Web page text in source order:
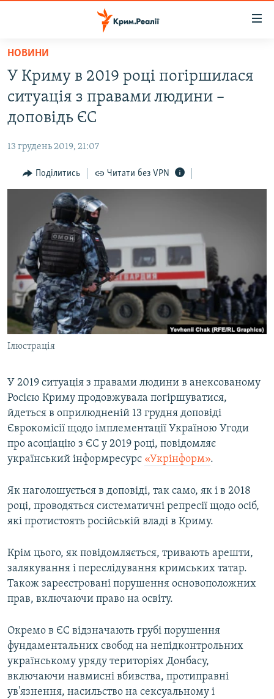
Перейти
основного
матеріалу
Перейти
до
основної
навігації
Перейти
до
ВОДА.КРИМ
ВІДЕО ТА ФОТО
БЛОГИ
ПОГЛЯД
ІНТЕРВ'Ю
ВСЕ ЗА ДЕНЬ
СПЕЦПРОЕКТИ
ДЕПОРТАЦІЯ
ВІДЕОУРОКИ «ELIFBE»
СВІДЧЕННЯ ОКУПАЦІЇ
УКРАЇНСЬКА ПРОБЛЕМА КРИМУ
ІНФОГРАФІКА
ЯК ОБІЙТИ БЛОКУВАННЯ
Русский
Qırımtatar
ДОЛУЧАЙСЯ!
Усі сайти RFE/RL
НОВИНИ
У Криму в 2019 році погіршилася
ситуація з правами людини –
доповідь ЄС
13 грудень 2019, 21:07
Поділитись Читати без VPN
Ілюстрація
У 2019 ситуація з правами людини в анексованому
Росією Криму продовжувала погіршуватися,
йдеться в оприлюдненій 13 грудня доповіді
Єврокомісії щодо імплементації Україною Угоди
про асоціацію з ЄС у 2019 році, повідомляє
український інформресурс «Укрінформ».
Як наголошується в доповіді, так само, як і в 2018
році, проводяться систематичні репресії щодо осіб,
які протистоять російській владі в Криму.
Крім цього, як повідомляється, тривають арешти,
залякування і переслідування кримських татар.
Також зареєстровані порушення основоположних
прав, включаючи право на освіту.
Окремо в ЄС відзначають грубі порушення
фундаментальних свобод на непідконтрольних
українському уряду територіях Донбасу,
включаючи навмисні вбивства, протиправні
ув'язнення, насильство на сексуальному і